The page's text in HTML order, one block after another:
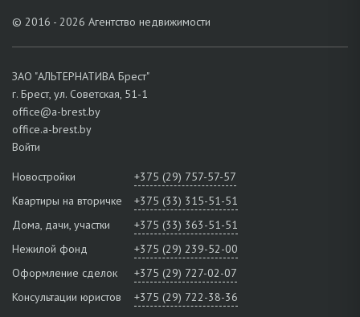
© 2016 - 2026 Агентство недвижимости
ЗАО "АЛЬТЕРНАТИВА Брест"
г. Брест, ул. Советская, 51-1
office@a-brest.by
office.a-brest.by
Войти
Новостройки
+375 (29) 757-57-57
Квартиры на вторичке
+375 (33) 315-51-51
Дома, дачи, участки
+375 (33) 363-51-51
Нежилой фонд
+375 (29) 239-52-00
Оформление сделок
+375 (29) 727-02-07
Консультации юристов
+375 (29) 722-38-36